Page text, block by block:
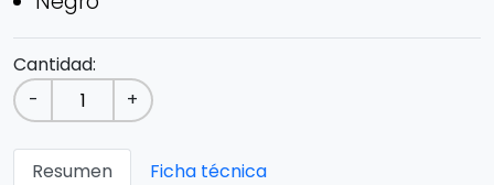
Cantidad:
-
+
Resumen Ficha técnica